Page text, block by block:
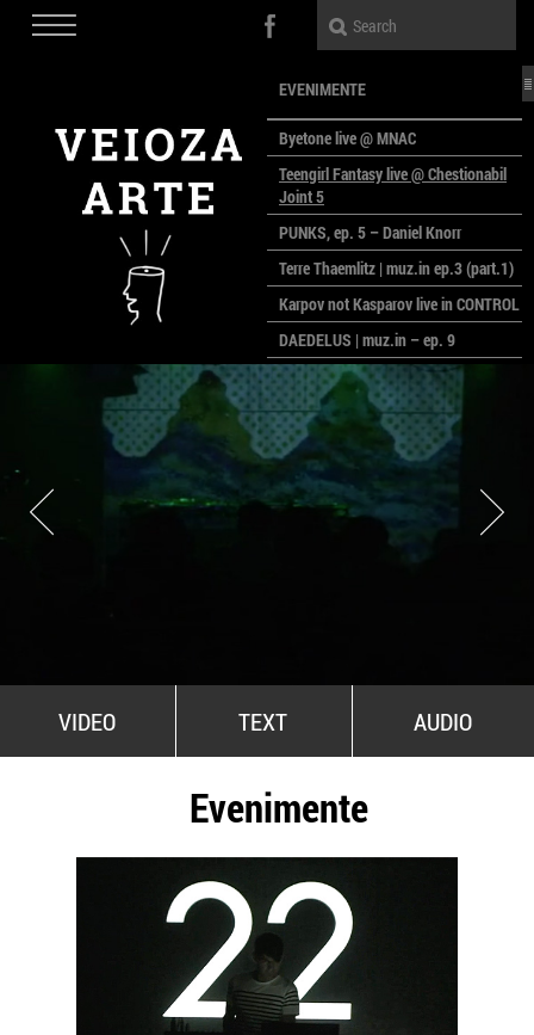
EVENIMENTE
Byetone live @ MNAC
Teengirl Fantasy live @ Chestionabil
Joint 5
PUNKS, ep. 5 – Daniel Knorr
Terre Thaemlitz | muz.in ep.3 (part.1)
Karpov not Kasparov live in CONTROL
DAEDELUS | muz.in – ep. 9
LALELE, LALELE – prima premieră a
anului la MACAZ
CinePOLSKA – filme poloneze la
București
PEOPLE OF ROMANIA se lansează la
galeria Simeza
All Stars For Outernational
VIDEO TEXT AUDIO
Evenimente